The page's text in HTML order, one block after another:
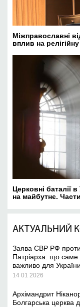
Міжправославні
вплив на
Церковні баталії
на майбутнє.
АКТУАЛЬНИЙ
Заява СВР РФ
Патріарха: що саме
важливо для України
14 01 2026
Архімандрит
Болгарська церква